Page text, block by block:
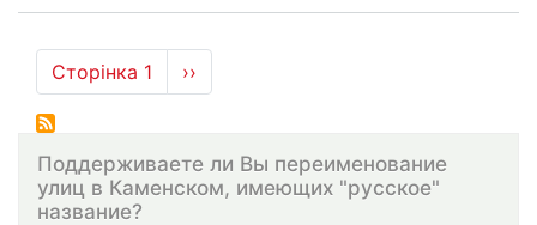
Розбивка
на
сторінки
Сторінка 1
Наступна
сторінка
››
Поддерживаете ли Вы переименование
улиц в Каменском, имеющих "русское"
название?